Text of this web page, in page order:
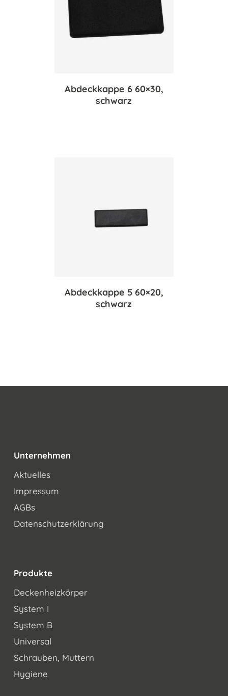
Abdeckkappe 6 60×30,
schwarz
Abdeckkappe 5 60×20,
schwarz
Unternehmen
Aktuelles
Impressum
AGBs
Datenschutzerklärung
Produkte
Deckenheizkörper
System I
System B
Universal
Schrauben, Muttern
Hygiene